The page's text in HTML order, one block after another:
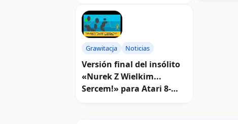
Grawitacja Noticias
Versión final del insólito
«Nurek Z Wielkim...
Sercem!» para Atari 8-